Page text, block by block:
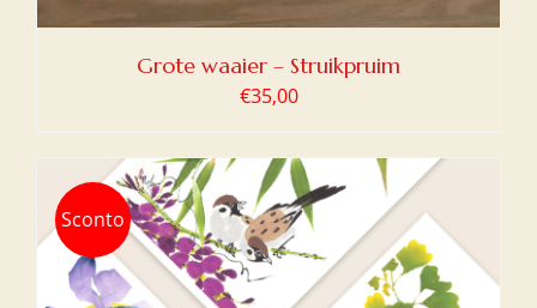
Grote waaier – Struikpruim
€35,00
Sconto